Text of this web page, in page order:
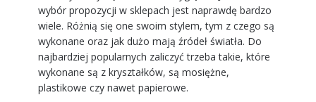
wybór propozycji w sklepach jest naprawdę bardzo
wiele. Różnią się one swoim stylem, tym z czego są
wykonane oraz jak dużo mają źródeł światła. Do
najbardziej popularnych zaliczyć trzeba takie, które
wykonane są z kryształków, są mosiężne,
plastikowe czy nawet papierowe.